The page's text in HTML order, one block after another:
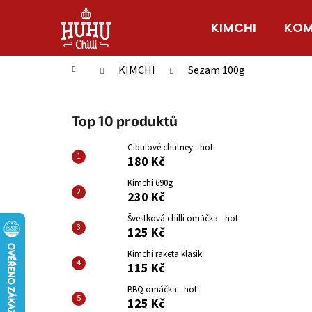
KIMCHI
Domů KIMCHI Sezam 100g
Top 10 produktů
Cibulové chutney - hot
180 Kč
Kimchi 690g
230 Kč
Švestková chilli omáčka - hot
125 Kč
Kimchi raketa klasik
115 Kč
BBQ omáčka - hot
125 Kč
í
Zpět
do
Zpět
do